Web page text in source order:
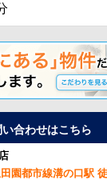
合わせはこちら
園都市線溝の口駅